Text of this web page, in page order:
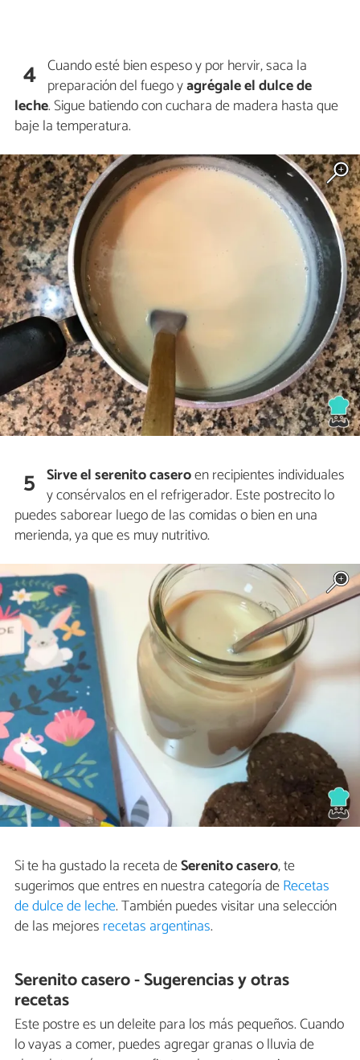
4 Cuando esté bien espeso y por hervir, saca la
preparación del fuego yagrégale el dulce de
leche. Sigue batiendo con cuchara de madera hasta que
baje la temperatura.
5 Sirve el serenito caseroen recipientes individuales
y consérvalos en el refrigerador. Este postrecito lo
puedes saborear luego de las comidas o bien en una
merienda, ya que es muy nutritivo.
Si te ha gustado la receta deSerenito casero, te
sugerimos que entres en nuestra categoría deRecetas
de dulce de leche. También puedes visitar una selección
de las mejores recetas argentinas.
Serenito casero - Sugerencias y otras
recetas
Este postre es un deleite para los más pequeños. Cuando
lo vayas a comer, puedes agregar granas o lluvia de